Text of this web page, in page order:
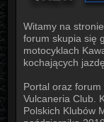
Witamy na
forum skupia się
motocyklach
kochających
Portal oraz
Vulcaneria Club.
Polskich Klubów